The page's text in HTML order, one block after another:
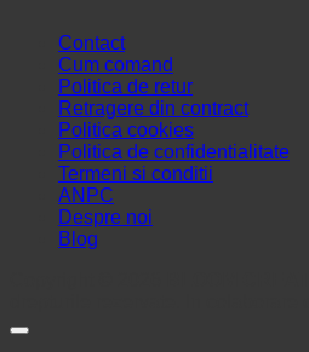
Contact
Cum comand
Politica de retur
Retragere din contract
Politica cookies
Politica de confidentialitate
Termeni si conditii
ANPC
Despre noi
Blog